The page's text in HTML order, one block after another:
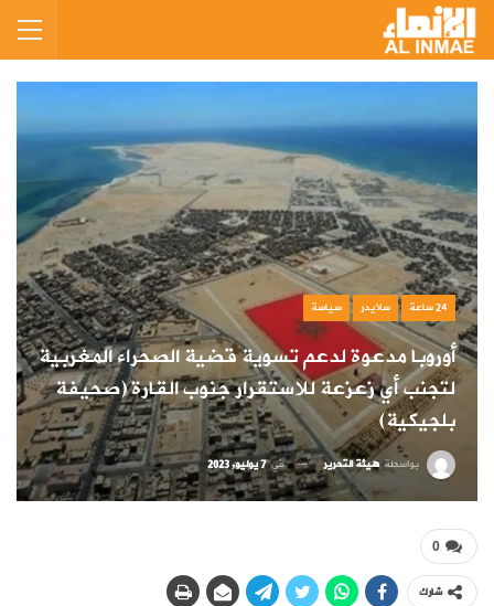
24 ساعة سلايدر سياسة
أوروبا مدعوة لدعم تسوية قضية الصحراء المغربية
لتجنب أي زعزعة للاستقرار جنوب القارة (صحيفة
بلجيكية)
بواسطةهيئة التحرير في7 يوليو, 2023
0
شارك